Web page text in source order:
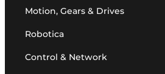
Motion, Gears & Drives
Robotica
Control & Network